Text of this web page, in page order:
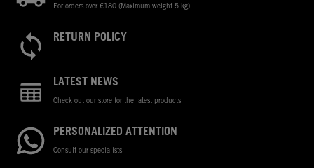
For orders over €180 (Maximum weight 5 kg)
RETURN POLICY
LATEST NEWS
Check out our store for the latest products
PERSONALIZED ATTENTION
Consult our specialists